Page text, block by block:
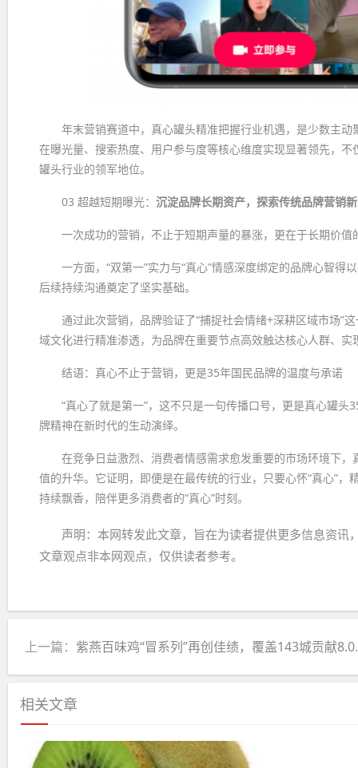
年末营销赛道中，真心罐头精准把握行业机遇，是少数主
在曝光量、搜索热度、用户参与度等核心维度实现显著领先，
罐头行业的领军地位。
03 超越短期曝光：沉淀品牌长期资产，探索传统品牌营销
一次成功的营销，不止于短期声量的暴涨，更在于长期价值
一方面，“双第一”实力与“真心”情感深度绑定的品牌心智
后续持续沟通奠定了坚实基础。
通过此次营销，品牌验证了“捕捉社会情绪+深耕区域市场”
域文化进行精准渗透，为品牌在重要节点高效触达核心人群、
结语：真心不止于营销，更是35年国民品牌的温度与承诺
“真心了就是第一”，这不只是一句传播口号，更是真心罐
牌精神在新时代的生动演绎。
在竞争日益激烈、消费者情感需求愈发重要的市场环境下
值的升华。它证明，即便是在最传统的行业，只要心怀“真心”
持续飘香，陪伴更多消费者的“真心”时刻。
声明：本网转发此文章，旨在为读者提供更多信息资
文章观点非本网观点，仅供读者参考。
上一篇： 紫燕百味鸡“冒系列”再创佳绩，覆盖143城贡献8.03%门店业绩
相关文章